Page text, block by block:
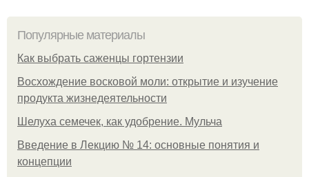
Популярные материалы
Как выбрать саженцы гортензии
Восхождение восковой моли: открытие и изучение
продукта жизнедеятельности
Шелуха семечек, как удобрение. Мульча
Введение в Лекцию № 14: основные понятия и
концепции